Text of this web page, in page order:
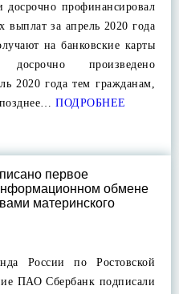
профинансировал
выплат за апрель 2020 года
на банковские карты
произведено
2020 года тем гражданам,
ПОДРОБНЕЕ
первое
обмене
материнского
России по Ростовской
ПАО Сбербанк подписали